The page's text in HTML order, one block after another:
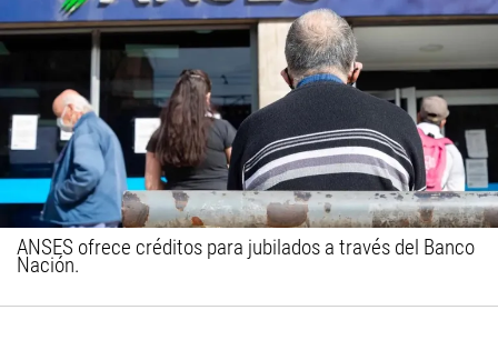
ANSES ofrece créditos para jubilados a través del Banco
Nación.